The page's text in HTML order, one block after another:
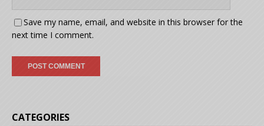
Save my name, email, and website in this browser for the
next time I comment.
CATEGORIES